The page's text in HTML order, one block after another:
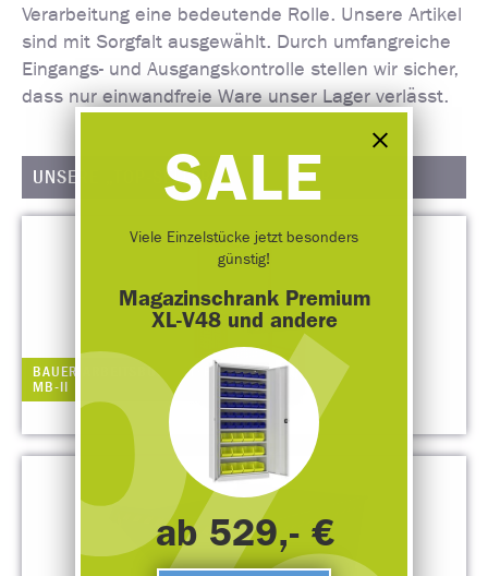
Verarbeitung eine bedeutende Rolle. Unsere Artikel
sind mit Sorgfalt ausgewählt. Durch umfangreiche
Eingangs- und Ausgangskontrolle stellen wir sicher,
dass nur einwandfreie Ware unser Lager verlässt.
UNSERE „TOP-SELLER“
BAUER ARBEITSBÜHNE TYP
MB-II
SALE
Viele Einzelstücke jetzt besonders
günstig!
Magazinschrank Premium
XL-V48 und andere
ab 529,- €